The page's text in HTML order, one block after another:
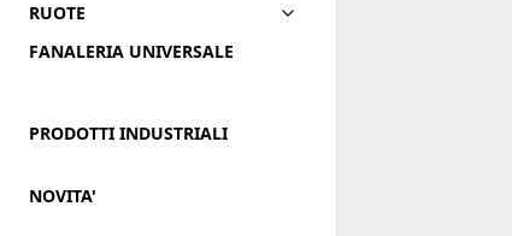
RUOTE
FANALERIA UNIVERSALE
PRODOTTI INDUSTRIALI
NOVITA'